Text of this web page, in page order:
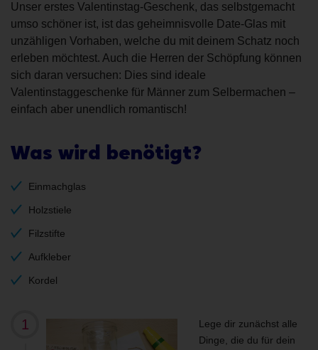
Unser erstes Valentinstag-Geschenk, das selbstgemacht
umso schöner ist, ist das geheimnisvolle Date-Glas mit
unzähligen Vorhaben, welche du mit deinem Schatz noch
erleben möchtest. Auch die Herren der Schöpfung können
sich daran versuchen: Dies sind ideale
Valentinstaggeschenke für Männer zum Selbermachen –
einfach aber unendlich romantisch!
Was wird benötigt?
Einmachglas
Holzstiele
Filzstifte
Aufkleber
Kordel
Lege dir zunächst alle
Dinge, die du für dein